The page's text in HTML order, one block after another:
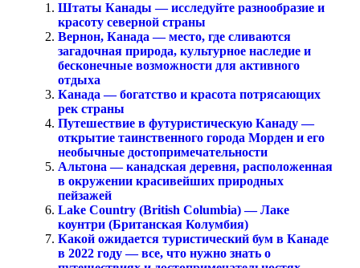
Штаты Канады — исследуйте разнообразие и
красоту северной страны
Вернон, Канада — место, где сливаются
загадочная природа, культурное наследие и
бесконечные возможности для активного
отдыха
Канада — богатство и красота потрясающих
рек страны
Путешествие в футуристическую Канаду —
открытие таинственного города Морден и его
необычные достопримечательности
Альтона — канадская деревня, расположенная
в окружении красивейших природных
пейзажей
Lake Country (British Columbia) — Лаке
коунтри (Британская Колумбия)
Какой ожидается туристический бум в Канаде
в 2022 году — все, что нужно знать о